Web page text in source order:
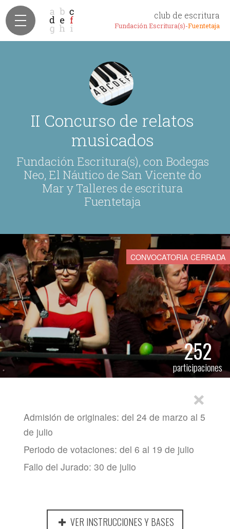
club de escritura
Fundación Escritura(s)-Fuentetaja
II Concurso de relatos
musicados
Fundación Escritura(s), con Bodegas
Neo, El Náutico de San Vicente do
Mar y Talleres de escritura
Fuentetaja
CONVOCATORIA CERRADA
252
participaciones
×
Admisión de originales: del 24 de marzo al 5
de julio
Periodo de votaciones: del 6 al 19 de julio
Fallo del Jurado: 30 de julio
VER INSTRUCCIONES Y BASES